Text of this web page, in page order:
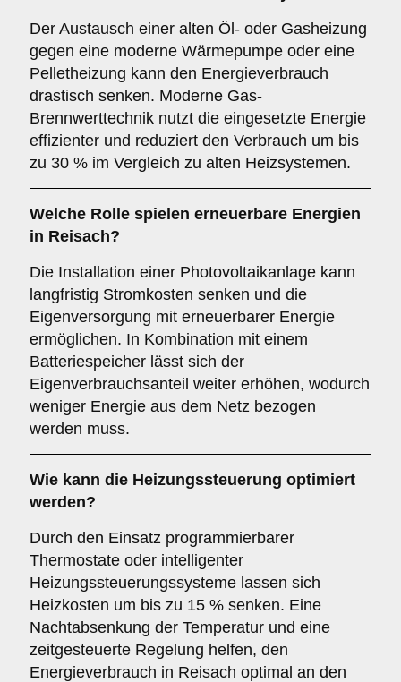
Der Austausch einer alten Öl- oder Gasheizung
gegen eine moderne Wärmepumpe oder eine
Pelletheizung kann den Energieverbrauch
drastisch senken. Moderne Gas-
Brennwerttechnik nutzt die eingesetzte Energie
effizienter und reduziert den Verbrauch um bis
zu 30 % im Vergleich zu alten Heizsystemen.
Welche Rolle spielen erneuerbare Energien
in Reisach?
Die Installation einer Photovoltaikanlage kann
langfristig Stromkosten senken und die
Eigenversorgung mit erneuerbarer Energie
ermöglichen. In Kombination mit einem
Batteriespeicher lässt sich der
Eigenverbrauchsanteil weiter erhöhen, wodurch
weniger Energie aus dem Netz bezogen
werden muss.
Wie kann die Heizungssteuerung optimiert
werden?
Durch den Einsatz programmierbarer
Thermostate oder intelligenter
Heizungssteuerungssysteme lassen sich
Heizkosten um bis zu 15 % senken. Eine
Nachtabsenkung der Temperatur und eine
zeitgesteuerte Regelung helfen, den
Energieverbrauch in Reisach optimal an den